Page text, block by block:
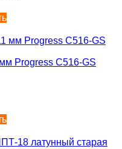
Progress C516-GS